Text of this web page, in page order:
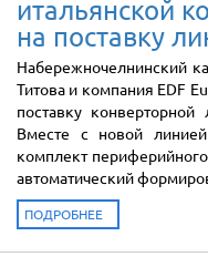
итальянской
на поставку
Набережночелнинский
Титова и компания EDF
поставку
Вместе с новой
комплект
автоматический
ПОДРОБНЕЕ